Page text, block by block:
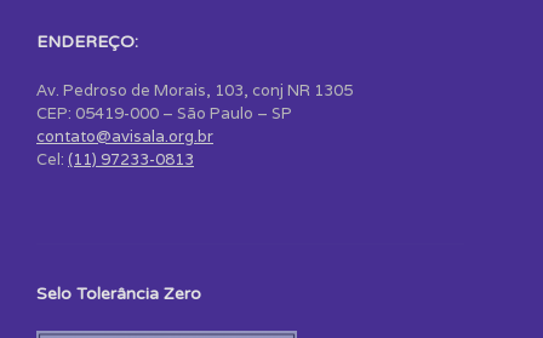
ENDEREÇO:
Av. Pedroso de Morais, 103, conj NR 1305
CEP: 05419-000 – São Paulo – SP
contato@avisala.org.br
Cel: (11) 97233-0813
Selo Tolerância Zero